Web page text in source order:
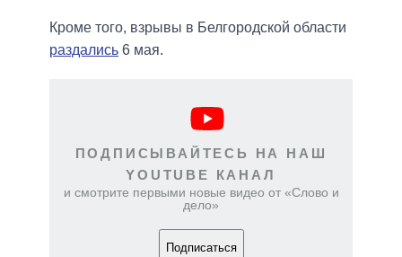
Кроме того, взрывы в Белгородской области
раздались 6 мая.
ПОДПИСЫВАЙТЕСЬ НА НАШ
YOUTUBE КАНАЛ
и смотрите первыми новые видео от «Слово и
дело»
Подписаться